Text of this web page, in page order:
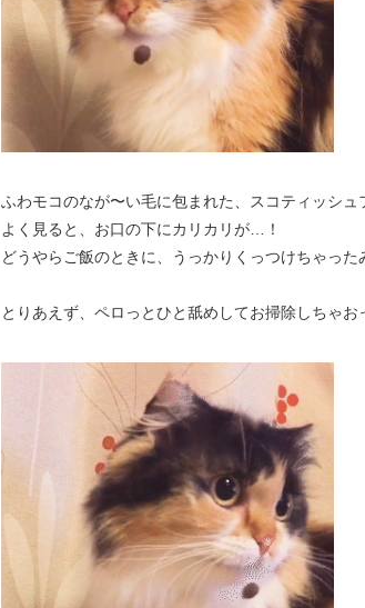
ふわモコのなが〜い毛に包まれた、スコティッシュ
よく見ると、お口の下にカリカリが…！
どうやらご飯のときに、うっかりくっつけちゃった
とりあえず、ペロっとひと舐めしてお掃除しちゃ